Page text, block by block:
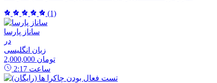
(1)
ساناز پارسا
در
زبان انگلیسی
2,000,000 تومان
2:17 ساعت